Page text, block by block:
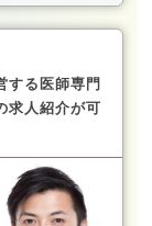
する医師専門
求人紹介が可